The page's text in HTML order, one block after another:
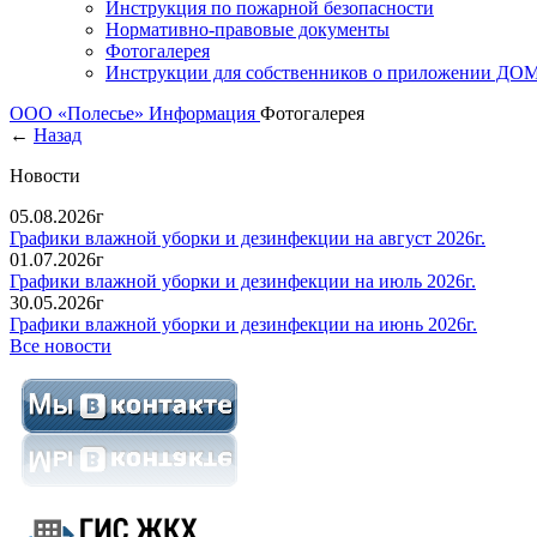
Инструкция по пожарной безопасности
Нормативно-правовые документы
Фотогалерея
Инструкции для собственников о приложении
ООО «Полесье» Информация Фотогалерея
← Назад
Новости
05.08.2026г
Графики влажной уборки и дезинфекции на август 2026г.
01.07.2026г
Графики влажной уборки и дезинфекции на июль 2026г.
30.05.2026г
Графики влажной уборки и дезинфекции на июнь 2026г.
Все новости